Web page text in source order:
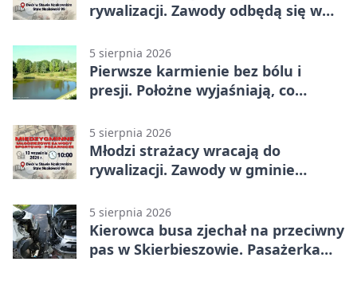
rywalizacji. Zawody odbędą się w
5 sierpnia 2026
Pierwsze karmienie bez bólu i
presji. Położne wyjaśniają, co
5 sierpnia 2026
Młodzi strażacy wracają do
rywalizacji. Zawody w gminie
5 sierpnia 2026
Kierowca busa zjechał na przeciwny
pas w Skierbieszowie. Pasażerka